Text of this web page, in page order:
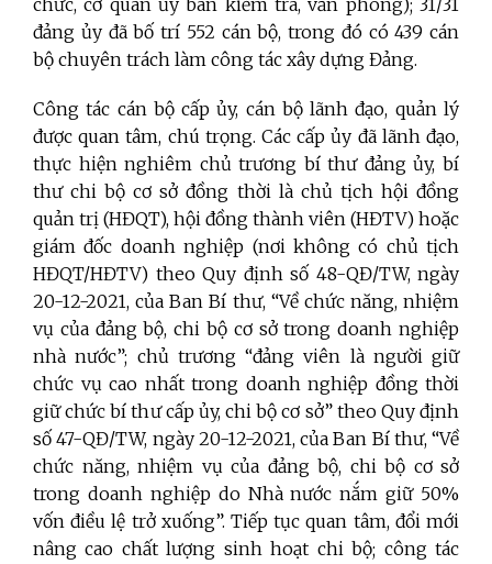
chức, cơ quan ủy ban kiểm tra, văn phòng); 31/31
đảng ủy đã bố trí 552 cán bộ, trong đó có 439 cán
bộ chuyên trách làm công tác xây dựng Đảng.
Công tác cán bộ cấp ủy, cán bộ lãnh đạo, quản lý
được quan tâm, chú trọng. Các cấp ủy đã lãnh đạo,
thực hiện nghiêm chủ trương bí thư đảng ủy, bí
thư chi bộ cơ sở đồng thời là chủ tịch hội đồng
quản trị (HĐQT), hội đồng thành viên (HĐTV) hoặc
giám đốc doanh nghiệp (nơi không có chủ tịch
HĐQT/HĐTV) theo Quy định số 48-QĐ/TW, ngày
20-12-2021, của Ban Bí thư, “Về chức năng, nhiệm
vụ của đảng bộ, chi bộ cơ sở trong doanh nghiệp
nhà nước”; chủ trương “đảng viên là người giữ
chức vụ cao nhất trong doanh nghiệp đồng thời
giữ chức bí thư cấp ủy, chi bộ cơ sở” theo Quy định
số 47-QĐ/TW, ngày 20-12-2021, của Ban Bí thư, “Về
chức năng, nhiệm vụ của đảng bộ, chi bộ cơ sở
trong doanh nghiệp do Nhà nước nắm giữ 50%
vốn điều lệ trở xuống”. Tiếp tục quan tâm, đổi mới
nâng cao chất lượng sinh hoạt chi bộ; công tác